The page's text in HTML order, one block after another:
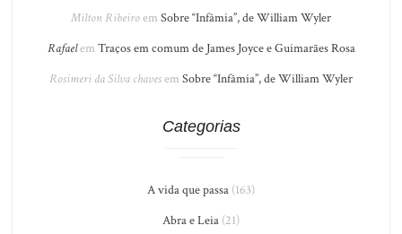
Milton Ribeiroem Sobre “Infâmia”, de William Wyler
Rafaelem Traços em comum de James Joyce e Guimarães Rosa
Rosimeri da Silva chavesem Sobre “Infâmia”, de William Wyler
Categorias
A vida que passa (163)
Abra e Leia (21)